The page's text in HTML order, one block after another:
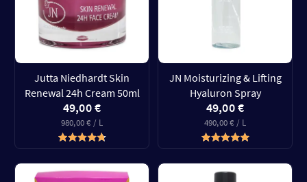
Jutta Niedhardt Skin
Renewal 24h Cream 50ml
49,00 €
980,00 € / L
JN Moisturizing & Lifting
Hyaluron Spray
49,00 €
490,00 € / L